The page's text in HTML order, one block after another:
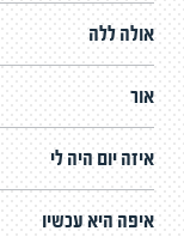
אולה ללה
אור
איזה יום היה לי
איפה היא עכשיו